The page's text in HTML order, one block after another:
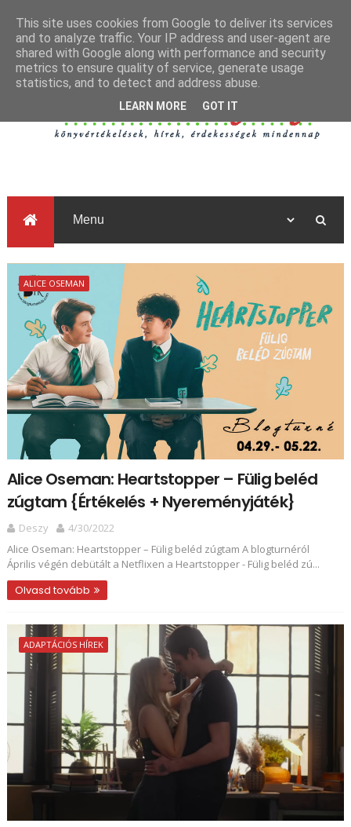
ALICE OSEMAN
Alice Oseman: Heartstopper ​– Fülig beléd
zúgtam {Értékelés + Nyereményjáték}
Deszy
4/30/2022
Alice Oseman: Heartstopper ​– Fülig beléd zúgtam A blogturnéról
Április végén debütált a Netflixen a Heartstopper - Fülig beléd zú...
Olvasd tovább
ADAPTÁCIÓS HÍREK
This site uses cookies from Google to deliver its services
and to analyze traffic. Your IP address and user-agent are
shared with Google along with performance and security
metrics to ensure quality of service, generate usage
statistics, and to detect and address abuse.
LEARN MORE GOT IT